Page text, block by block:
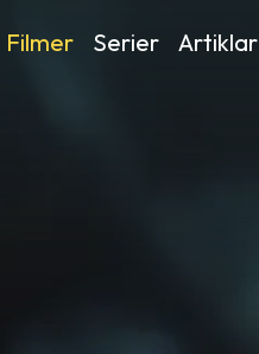
Filmer Serier Artiklar